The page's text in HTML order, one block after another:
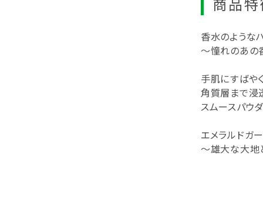
香水のような
～憧れのあの
手肌にすばや
角質層まで浸
スムースパウ
エメラルドガ
～雄大な大地